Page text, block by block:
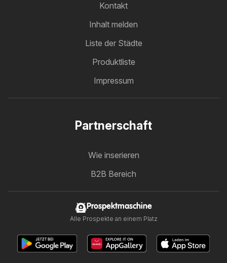
Kontakt
Inhalt melden
Liste der Städte
Produktliste
Impressum
Partnerschaft
Wie inserieren
B2B Bereich
Prospektmaschine
Alle Prospekte an einem Platz